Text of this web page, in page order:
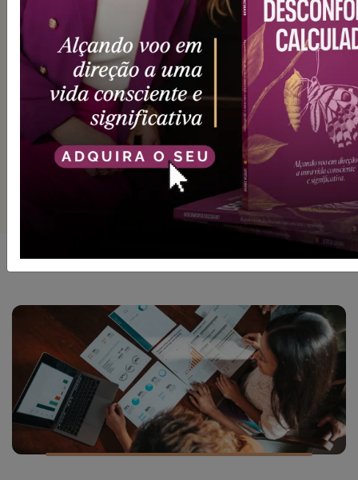
SOLUÇÕES E
DIFERENCIAIS
para
você!
Técnicas, ferramentas e abordagem! Entenda
um pouco mais sobre nossos métodos.